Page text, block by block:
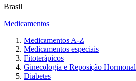
Brasil
Medicamentos
Medicamentos A-Z
Medicamentos especiais
Fitoterápicos
Ginecologia e Reposição Hormonal
Diabetes